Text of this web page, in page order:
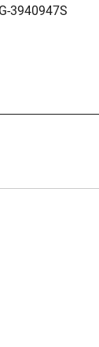
3940947S